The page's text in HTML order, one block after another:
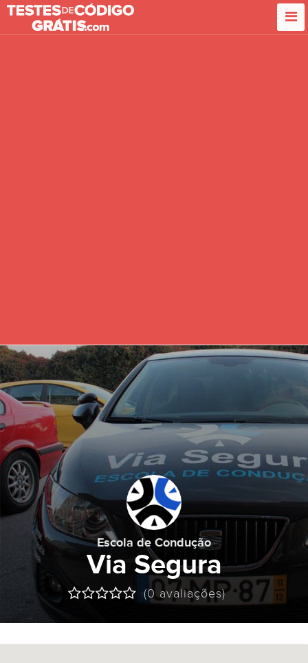
Escola de Condução
Via Segura
(0 avaliações)